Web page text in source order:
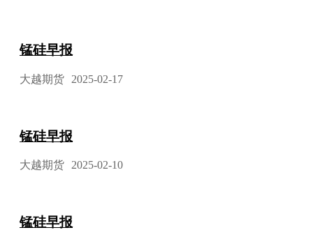
锰硅早报
大越期货 2025-02-17
锰硅早报
大越期货 2025-02-10
锰硅早报